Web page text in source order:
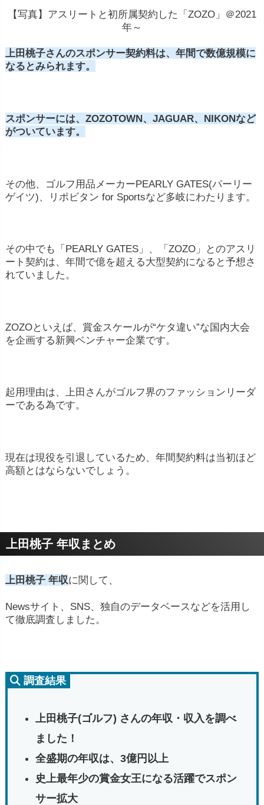
【写真】アスリートと初所属契約した「ZOZO」＠2021
年～
上田桃子さんのスポンサー契約料は、年間で数億規模に
なるとみられます。
スポンサーには、ZOZOTOWN、JAGUAR、NIKONなど
がついています。
その他、ゴルフ用品メーカーPEARLY GATES(パーリー
ゲイツ)、リポビタン for Sportsなど多岐にわたります。
その中でも「PEARLY GATES」、「ZOZO」とのアスリ
ート契約は、年間で億を超える大型契約になると予想さ
れていました。
ZOZOといえば、賞金スケールが“ケタ違い”な国内大会
を企画する新興ベンチャー企業です。
起用理由は、上田さんがゴルフ界のファッションリーダ
ーである為です。
現在は現役を引退しているため、年間契約料は当初ほど
高額とはならないでしょう。
上田桃子 年収まとめ
上田桃子 年収に関して、
Newsサイト、SNS、独自のデータベースなどを活用し
て徹底調査しました。
調査結果
上田桃子(ゴルフ) さんの年収・収入を調べ
ました！
全盛期の年収は、3億円以上
史上最年少の賞金女王になる活躍でスポン
サー拡大